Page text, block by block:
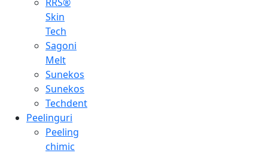
Skin
Tech
Sagoni
Melt
Sunekos
Sunekos
Techdent
Peelinguri
Peeling
chimic